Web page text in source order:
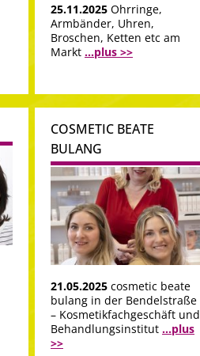
25.11.2025 Ohrringe,
Armbänder, Uhren,
Broschen, Ketten etc am
Markt ...plus >>
COSMETIC BEATE
BULANG
21.05.2025 cosmetic beate
bulang in der Bendelstraße
– Kosmetikfachgeschäft und
Behandlungsinstitut ...plus
>>